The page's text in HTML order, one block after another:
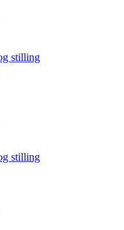
stilling
stilling